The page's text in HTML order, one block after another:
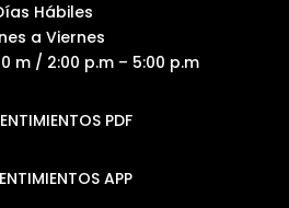
Hábiles
a Viernes
m / 2:00 p.m – 5:00 p.m
PDF
APP